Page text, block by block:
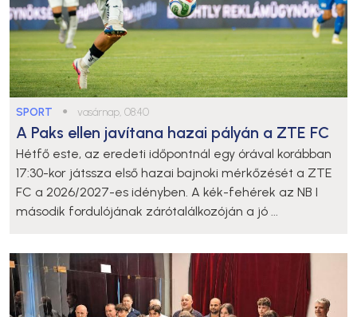
SPORT ● vasárnap, 08:40
A Paks ellen javítana hazai pályán a ZTE FC
Hétfő este, az eredeti időpontnál egy órával korábban
17:30-kor játssza első hazai bajnoki mérkőzését a ZTE
FC a 2026/2027-es idényben. A kék-fehérek az NB I
második fordulójának zárótalálkozóján a jó ...